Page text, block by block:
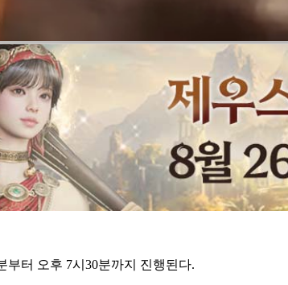
부터 오후 7시30분까지 진행된다.